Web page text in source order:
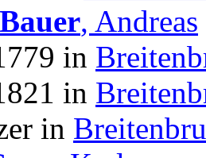
Bauer, Andreas
in
in
in